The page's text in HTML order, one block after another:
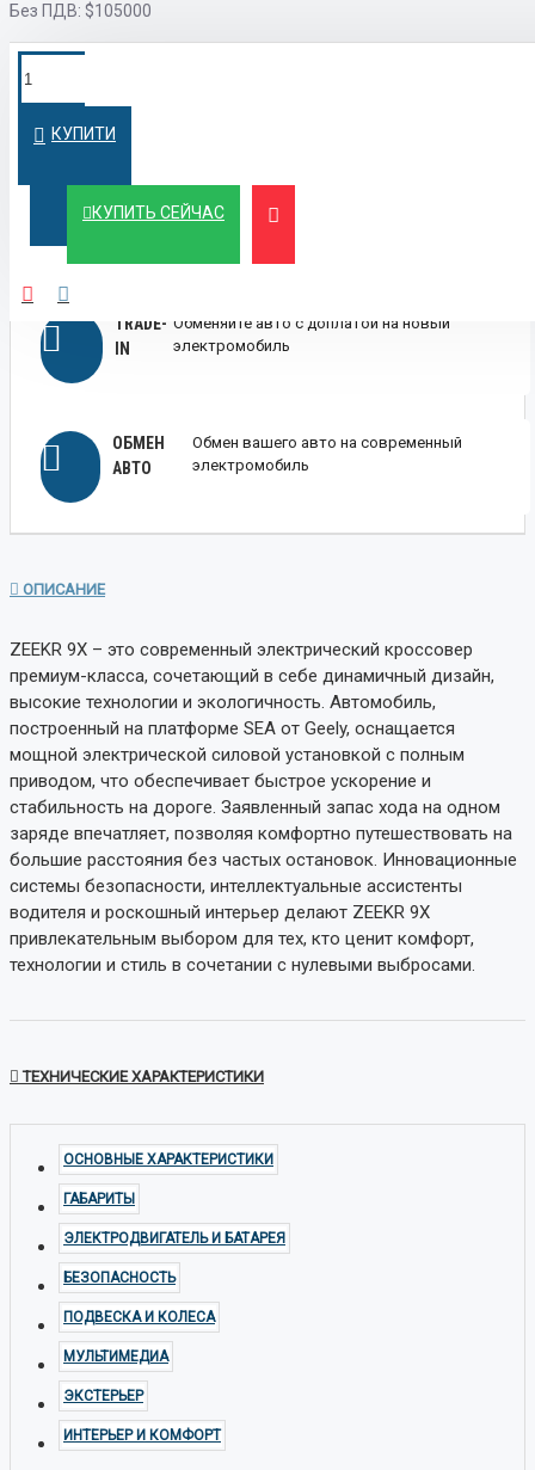
Без ПДВ: $105000
КУПИТИ
КУПИТЬ СЕЙЧАС
КРЕДИТ
ЛИЗИНГВыгодный лизинг для бизнеса и физических
лиц
TRADE-
IN
Обменяйте авто с доплатой на новый
электромобиль
ОБМЕН
АВТО
Обмен вашего авто на современный
электромобиль
ОПИСАНИЕ
ZEEKR 9X – это современный электрический кроссовер
премиум-класса, сочетающий в себе динамичный дизайн,
высокие технологии и экологичность. Автомобиль,
построенный на платформе SEA от Geely, оснащается
мощной электрической силовой установкой с полным
приводом, что обеспечивает быстрое ускорение и
стабильность на дороге. Заявленный запас хода на одном
заряде впечатляет, позволяя комфортно путешествовать на
большие расстояния без частых остановок. Инновационные
системы безопасности, интеллектуальные ассистенты
водителя и роскошный интерьер делают ZEEKR 9X
привлекательным выбором для тех, кто ценит комфорт,
технологии и стиль в сочетании с нулевыми выбросами.
ТЕХНИЧЕСКИЕ ХАРАКТЕРИСТИКИ
ОСНОВНЫЕ ХАРАКТЕРИСТИКИ
ГАБАРИТЫ
ЭЛЕКТРОДВИГАТЕЛЬ И БАТАРЕЯ
БЕЗОПАСНОСТЬ
ПОДВЕСКА И КОЛЕСА
МУЛЬТИМЕДИА
ЭКСТЕРЬЕР
ИНТЕРЬЕР И КОМФОРТ